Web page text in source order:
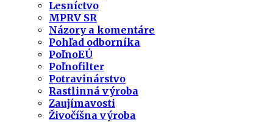
Lesníctvo
MPRV SR
Názory a komentáre
Pohľad odborníka
PoľnoEÚ
Poľnofilter
Potravinárstvo
Rastlinná výroba
Zaujímavosti
Živočíšna výroba